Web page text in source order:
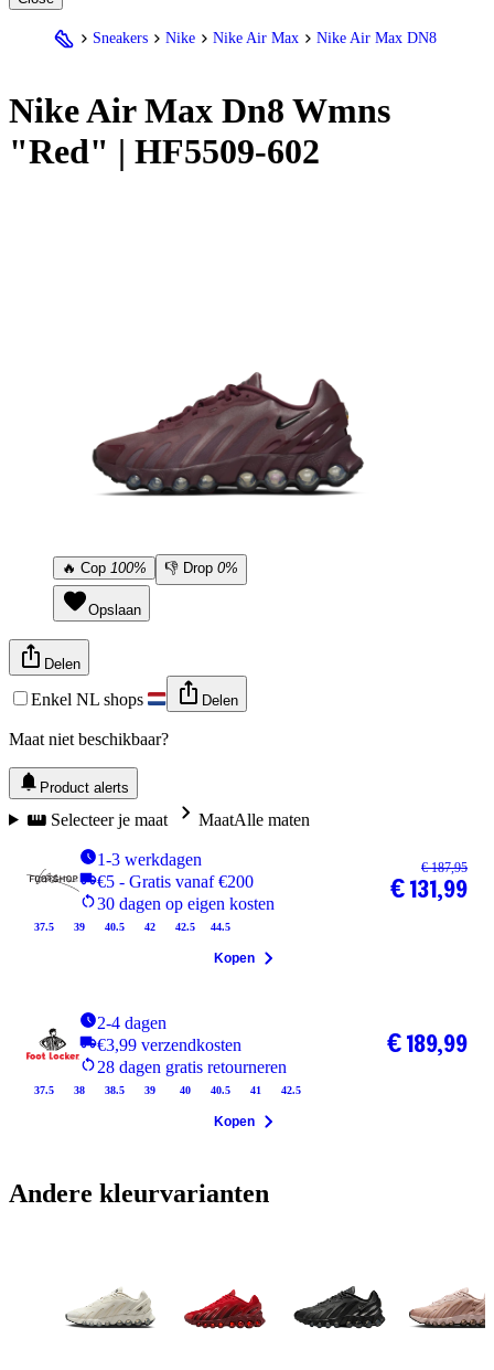
Sneakers Nike Nike Air Max Nike Air Max DN8
NikeAir Max Dn8 Wmns
"Red" | HF5509-602
🔥 Cop 100% 👎 Drop 0%
Opslaan
Delen
Enkel NL shops Delen
Maat niet beschikbaar?
Product alerts
Selecteer je maat MaatAlle maten
1-3 werkdagen
€5 - Gratis vanaf €200
30 dagen op eigen kosten
37.5 39 40.5 42 42.5 44.5
€ 187,95
€ 131,99
Kopen
2-4 dagen
€3,99 verzendkosten
28 dagen gratis retourneren
37.5 38 38.5 39 40 40.5 41 42.5
€ 189,99
Kopen
Andere kleurvarianten